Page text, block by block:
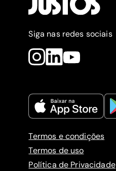
Siga nas redes sociais
Termos e condições
Termos de uso
Política de Privacidade